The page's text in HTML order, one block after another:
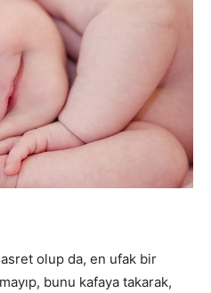
olup da, en ufak bir
bunu kafaya takarak,